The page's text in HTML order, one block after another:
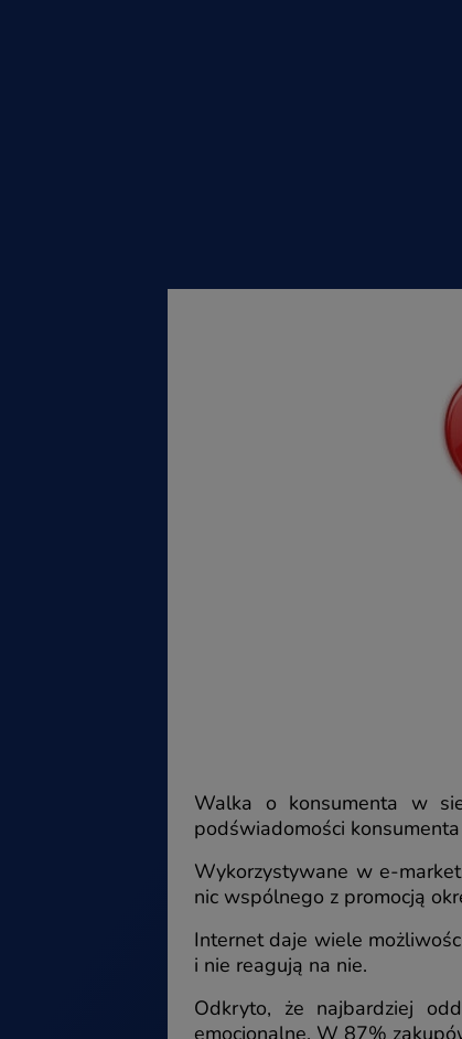
Walka o konsumenta w
podświadomości
Wykorzystywane w e-
nic wspólnego z promocją
Internet daje wiele
i nie reagują na nie.
Odkryto, że najbardziej
emocjonalne. W 87%